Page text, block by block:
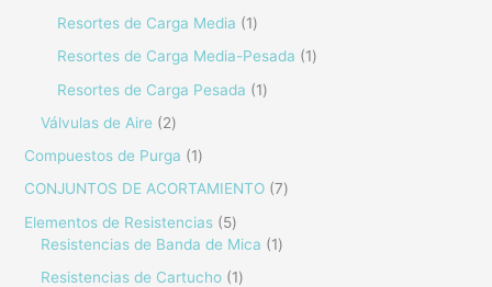
Resortes de Carga Media
1
Resortes de Carga Media-Pesada
1
Resortes de Carga Pesada
1
Válvulas de Aire
2
Compuestos de Purga
1
CONJUNTOS DE ACORTAMIENTO 7
Elementos de Resistencias
5
Resistencias de Banda de Mica
1
Resistencias de Cartucho
1